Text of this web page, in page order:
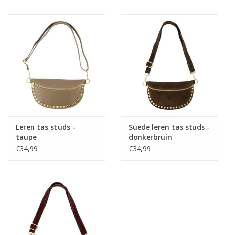
Leren tas studs -
taupe
€34,99
Suede leren tas studs -
donkerbruin
€34,99